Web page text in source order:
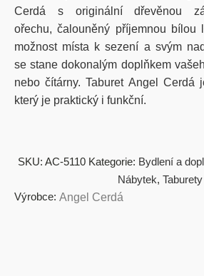
Cerdá s originální dřevěnou
ořechu, čalouněný příjemnou bílou
možnost místa k sezení a svým
sestane dokonalým doplňkem
nebo čítárny. Taburet Angel Cerdá
který je praktický i funkční.
SKU: AC-5110 Kategorie: Bydlení a
Nábytek, Taburety
Výrobce: Angel Cerdá